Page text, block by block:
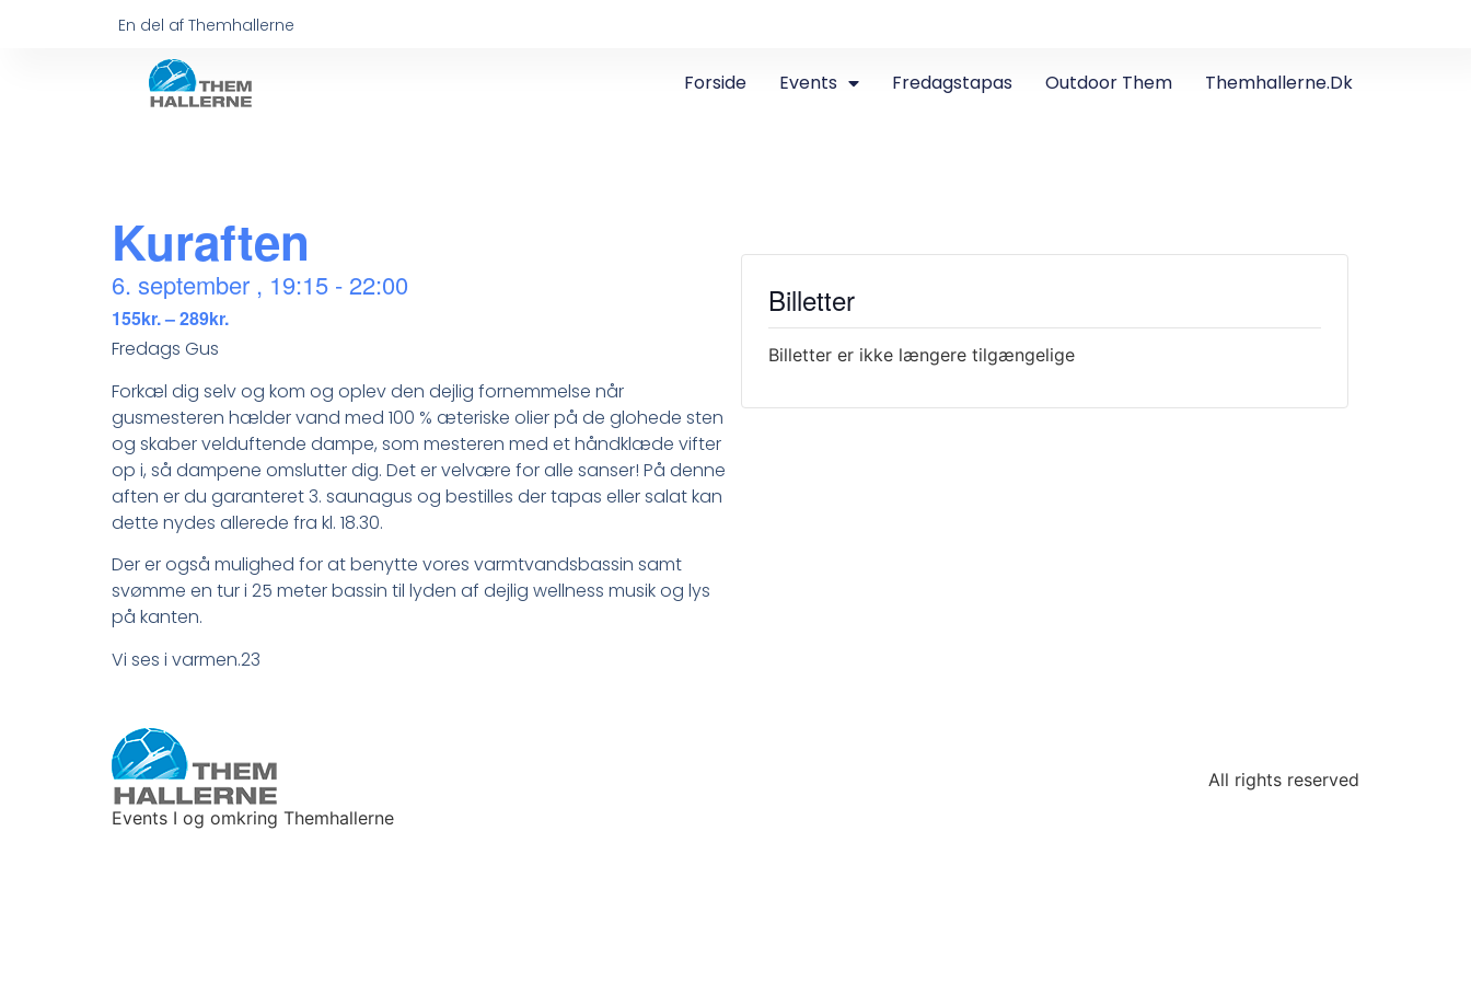
En del af Themhallerne
Forside Events Fredagstapas Outdoor Them Themhallerne.dk
Kuraften
6. september , 19:15 -22:00
155kr. – 289kr.
Fredags Gus
Forkæl dig selv og kom og oplev den dejlig fornemmelse når
gusmesteren hælder vand med 100 % æteriske olier på de glohede sten
og skaber velduftende dampe, som mesteren med et håndklæde vifter
op i, så dampene omslutter dig. Det er velvære for alle sanser! På denne
aften er du garanteret 3. saunagus og bestilles der tapas eller salat kan
dette nydes allerede fra kl. 18.30.
Der er også mulighed for at benytte vores varmtvandsbassin samt
svømme en tur i 25 meter bassin til lyden af dejlig wellness musik og lys
på kanten.
Vi ses i varmen.23
Billetter
Billetter er ikke længere tilgængelige
Events I og omkring Themhallerne
All rights reserved